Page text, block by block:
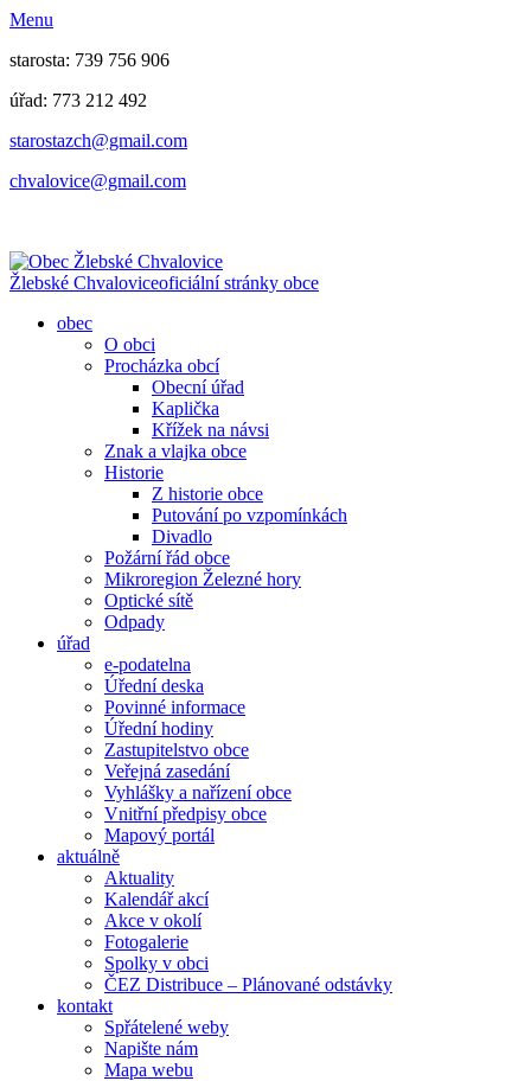
Menu
starosta: 739 756 906
úřad: 773 212 492
​​​​starostazch@gmail.com
​​​​chvalovice@gmail.com
Žlebské Chvaloviceoficiální stránky obce
obec
O obci
Procházka obcí
Obecní úřad
Kaplička
Křížek na návsi
Znak a vlajka obce
Historie
Z historie obce
Putování po vzpomínkách
Divadlo
Požární řád obce
Mikroregion Železné hory
Optické sítě
Odpady
úřad
e-podatelna
Úřední deska
Povinné informace
Úřední hodiny
Zastupitelstvo obce
Veřejná zasedání
Vyhlášky a nařízení obce
Vnitřní předpisy obce
Mapový portál
aktuálně
Aktuality
Kalendář akcí
Akce v okolí
Fotogalerie
Spolky v obci
ČEZ Distribuce – Plánované odstávky
kontakt
Spřátelené weby
Napište nám
Mapa webu